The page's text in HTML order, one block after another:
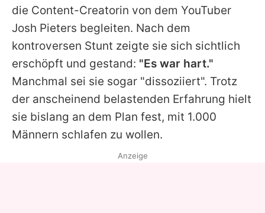
die Content-Creatorin von dem YouTuber
Josh Pieters begleiten. Nach dem
kontroversen Stunt zeigte sie sich sichtlich
erschöpft und gestand: "Es war hart."
Manchmal sei sie sogar "dissoziiert". Trotz
der anscheinend belastenden Erfahrung hielt
sie bislang an dem Plan fest, mit 1.000
Männern schlafen zu wollen.
Anzeige